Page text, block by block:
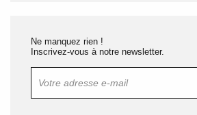
Ne manquez rien !
Inscrivez-vous à notre newsletter.